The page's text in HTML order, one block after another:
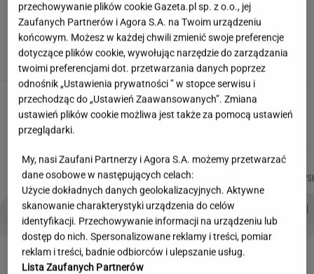
Siedem lat gehenny. "Spłacamy
kredyty za mieszkania, w których mieszkają
ludzie dewelopera"
SUBSKRYPCJA
"Poznajmy się bliżej". Nawrocka zaprasza
młode Polki
Autorzy:
NIEDZIAŁEK
JOANNA
CHOJNACKA
JUSTYNA
PROBLEMY POLSKICH SIATKARZY ZNAK Z '30' WISŁAWA SZYMBORSKA
LETNIE OKAZJE
przechowywanie plików cookie Gazeta.pl sp. z o.o., jej
Zaufanych Partnerów i Agora S.A. na Twoim urządzeniu
końcowym. Możesz w każdej chwili zmienić swoje preferencje
dotyczące plików cookie, wywołując narzędzie do zarządzania
twoimi preferencjami dot. przetwarzania danych poprzez
odnośnik „Ustawienia prywatności ” w stopce serwisu i
przechodząc do „Ustawień Zaawansowanych”. Zmiana
ustawień plików cookie możliwa jest także za pomocą ustawień
przeglądarki.
My, nasi Zaufani Partnerzy i Agora S.A. możemy przetwarzać
dane osobowe w następujących celach:
Użycie dokładnych danych geolokalizacyjnych. Aktywne
skanowanie charakterystyki urządzenia do celów
identyfikacji. Przechowywanie informacji na urządzeniu lub
dostęp do nich. Spersonalizowane reklamy i treści, pomiar
reklam i treści, badnie odbiorców i ulepszanie usług.
Lista Zaufanych Partnerów